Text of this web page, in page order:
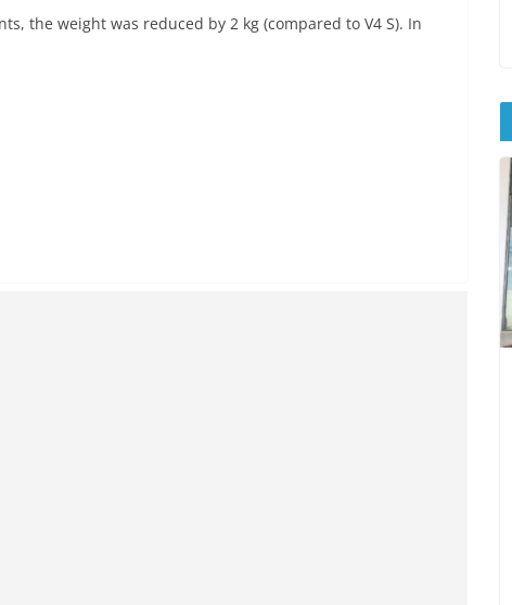
the weight was reduced by 2 kg (compared to V4 S). In